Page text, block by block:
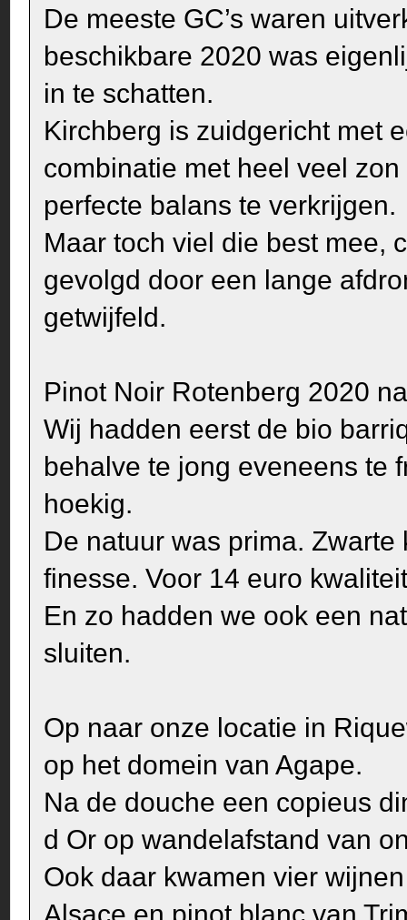
De meeste GC’s waren
beschikbare 2020 was
in te schatten.
Kirchberg is zuidgericht met
combinatie met heel veel
perfecte balans te verkrijgen.
Maar toch viel die best mee,
gevolgd door een lange
getwijfeld.
Pinot Noir Rotenberg 2020
Wij hadden eerst de bio
behalve te jong eveneens te
hoekig.
De natuur was prima.
finesse. Voor 14 euro
En zo hadden we ook een
sluiten.
Op naar onze locatie in
op het domein van Agape.
Na de douche een copieus
d Or op wandelafstand van
Ook daar kwamen vier